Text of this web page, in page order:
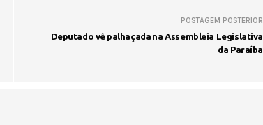
POSTAGEM POSTERIOR
Deputado vê palhaçada na Assembleia Legislativa
da Paraíba